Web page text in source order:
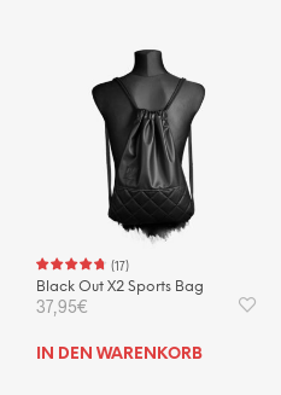
(17)
Black Out X2 Sports Bag
37,95€
IN DEN WARENKORB